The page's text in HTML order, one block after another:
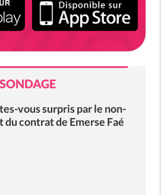
SONDAGE
vous surpris par le non-
contrat de Emerse Faé